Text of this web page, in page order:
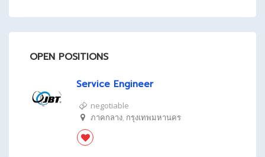
OPEN POSITIONS
Service Engineer
negotiable
ภาคกลาง, กรุงเทพมหานคร